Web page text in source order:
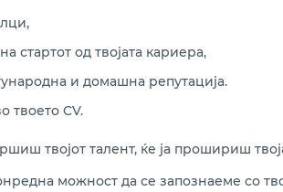
стартот од твојата кариера,
и домашна репутација.
твоето CV.
твојот талент, ќе ја прошириш
можност да се запознаеме со